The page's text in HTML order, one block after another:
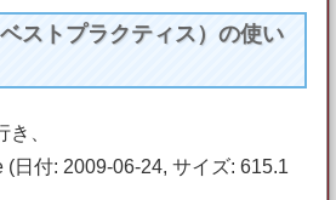
ストプラクティス）の使い
き、
(日付: 2009-06-24, サイズ: 615.1